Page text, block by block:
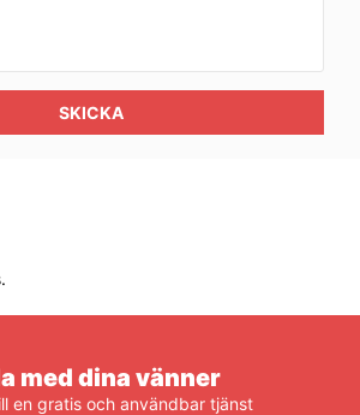
SKICKA
med dina vänner
en gratis och användbar tjänst